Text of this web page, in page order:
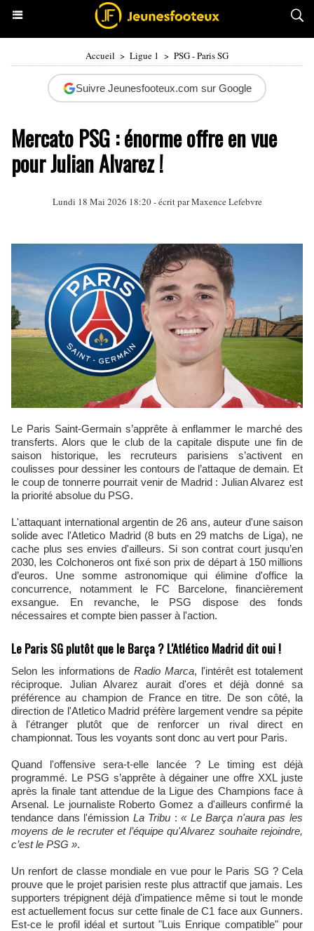
Accueil > Ligue 1 > PSG - Paris SG
Suivre Jeunesfooteux.com sur Google
Mercato PSG : énorme offre en vue
pour Julian Alvarez !
Lundi 18 Mai 2026 18:20 - écrit par Maxence Lefebvre
Le Paris Saint-Germain s’apprête à enflammer le marché des
transferts. Alors que le club de la capitale dispute une fin de
saison historique, les recruteurs parisiens s’activent en
coulisses pour dessiner les contours de l’attaque de demain. Et
le coup de tonnerre pourrait venir de Madrid : Julian Alvarez est
la priorité absolue du PSG.
L'attaquant international argentin de 26 ans, auteur d'une saison
solide avec l'Atletico Madrid (8 buts en 29 matchs de Liga), ne
cache plus ses envies d'ailleurs. Si son contrat court jusqu’en
2030, les Colchoneros ont fixé son prix de départ à 150 millions
d’euros. Une somme astronomique qui élimine d'office la
concurrence, notamment le FC Barcelone, financièrement
exsangue. En revanche, le PSG dispose des fonds
nécessaires et compte bien passer à l'action.
Le Paris SG plutôt que le Barça ? L'Atlético Madrid dit oui !
Selon les informations de Radio Marca, l'intérêt est totalement
réciproque. Julian Alvarez aurait d'ores et déjà donné sa
préférence au champion de France en titre. De son côté, la
direction de l'Atletico Madrid préfère largement vendre sa pépite
à l'étranger plutôt que de renforcer un rival direct en
championnat. Tous les voyants sont donc au vert pour Paris.
Quand l'offensive sera-t-elle lancée ? Le timing est déjà
programmé. Le PSG s’apprête à dégainer une offre XXL juste
après la finale tant attendue de la Ligue des Champions face à
Arsenal. Le journaliste Roberto Gomez a d'ailleurs confirmé la
tendance dans l'émission La Tribu :« Le Barça n'aura pas les
moyens de le recruter et l’équipe qu'Alvarez souhaite rejoindre,
c’est le PSG ».
Un renfort de classe mondiale en vue pour le Paris SG ? Cela
prouve que le projet parisien reste plus attractif que jamais. Les
supporters trépignent déjà d'impatience même si tout le monde
est actuellement focus sur cette finale de C1 face aux Gunners.
Est-ce le profil idéal et surtout "Luis Enrique compatible" pour